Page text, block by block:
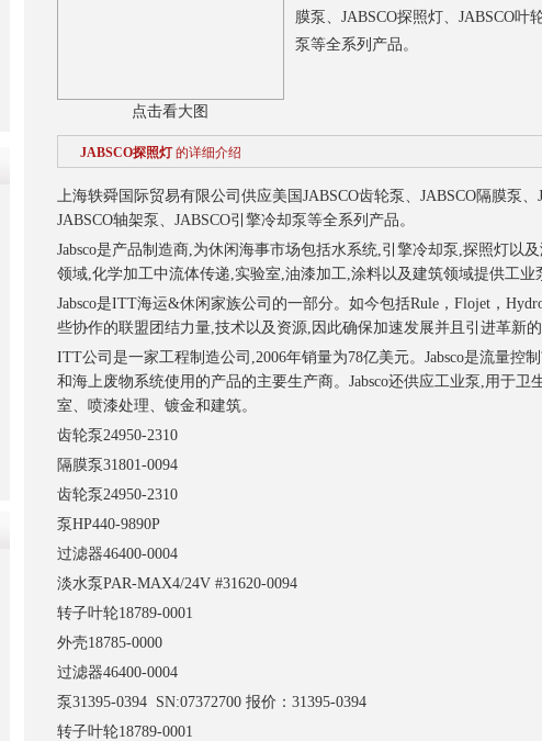
点击看大图
膜泵、JABSCO探照灯、JABSCO叶
泵等全系列产品。
JABSCO探照灯 的详细介绍
上海轶舜国际贸易有限公司供应美国JABSCO齿轮泵、JABSCO隔膜泵
JABSCO轴架泵、JABSCO引擎冷却泵等全系列产品。
Jabsco是产品制造商,为休闲海事市场包括水系统,引擎冷却泵,探照灯以
领域,化学加工中流体传递,实验室,油漆加工,涂料以及建筑领域提供工业
Jabsco是ITT海运&休闲家族公司的一部分。如今包括Rule，Flojet，
些协作的联盟团结力量,技术以及资源,因此确保加速发展并且引进革新
ITT公司是一家工程制造公司,2006年销量为78亿美元。Jabsco是流量控
和海上废物系统使用的产品的主要生产商。Jabsco还供应工业泵,用于
室、喷漆处理、镀金和建筑。
齿轮泵24950-2310
隔膜泵31801-0094
齿轮泵24950-2310
泵HP440-9890P
过滤器46400-0004
淡水泵PAR-MAX4/24V #31620-0094
转子叶轮18789-0001
外壳18785-0000
过滤器46400-0004
泵31395-0394 SN:07372700 报价：31395-0394
转子叶轮18789-0001